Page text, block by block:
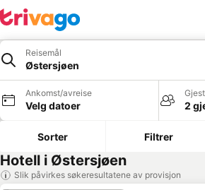
Reisemål
Østersjøen
Ankomst/avreise
Velg datoer 2
Sorter Filtrer
Hotell i Østersjøen
Slik påvirkes søkeresultatene av provisjon